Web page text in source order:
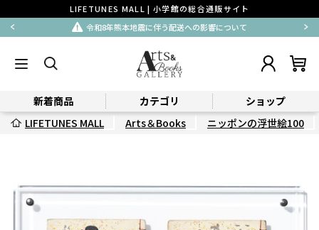
LIFETUNES MALL | 小学館の総合通販サイト
令和8年熊本地震に伴う配送への影響について
新着商品 カテゴリ
ショップ
LIFETUNES MALL
Arts＆Books ニッポンの浮世絵100